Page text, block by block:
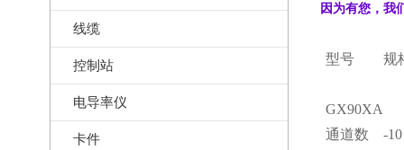
线缆
控制站
电导率仪
卡件
因为有您，我
型号 规
GX90XA
通道数
-10